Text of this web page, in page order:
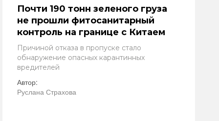
Почти 190 тонн зеленого груза
не прошли фитосанитарный
контроль на границе с Китаем
Причиной отказа в пропуске стало
обнаружение опасных карантинных
вредителей
Автор:
Руслана Страхова